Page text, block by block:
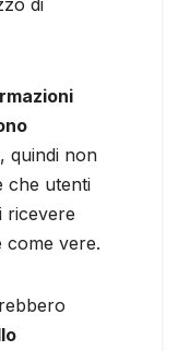
, quindi non
che utenti
ricevere
come vere.